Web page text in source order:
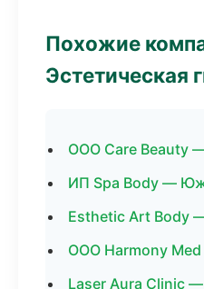
Похожие
Эстетическая
ООО Care Beauty
ИП Spa Body —
Esthetic Art Body
ООО Harmony
Laser Aura Clinic